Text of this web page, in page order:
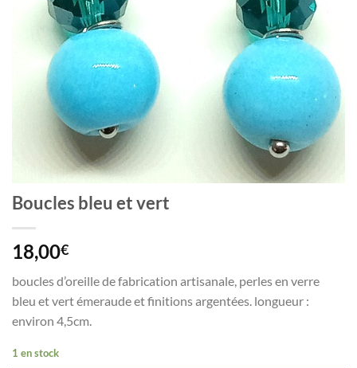
Boucles bleu et vert
18,00€
boucles d’oreille de fabrication artisanale, perles en verre
bleu et vert émeraude et finitions argentées. longueur :
environ 4,5cm.
1 en stock